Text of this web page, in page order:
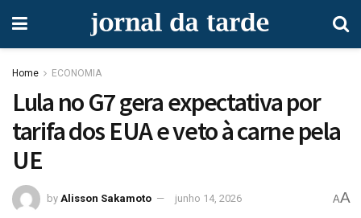
Home ECONOMIA
Lula no G7 gera expectativa por
tarifa dos EUA e veto à carne pela
UE
by Alisson Sakamoto junho 14, 2026 AA